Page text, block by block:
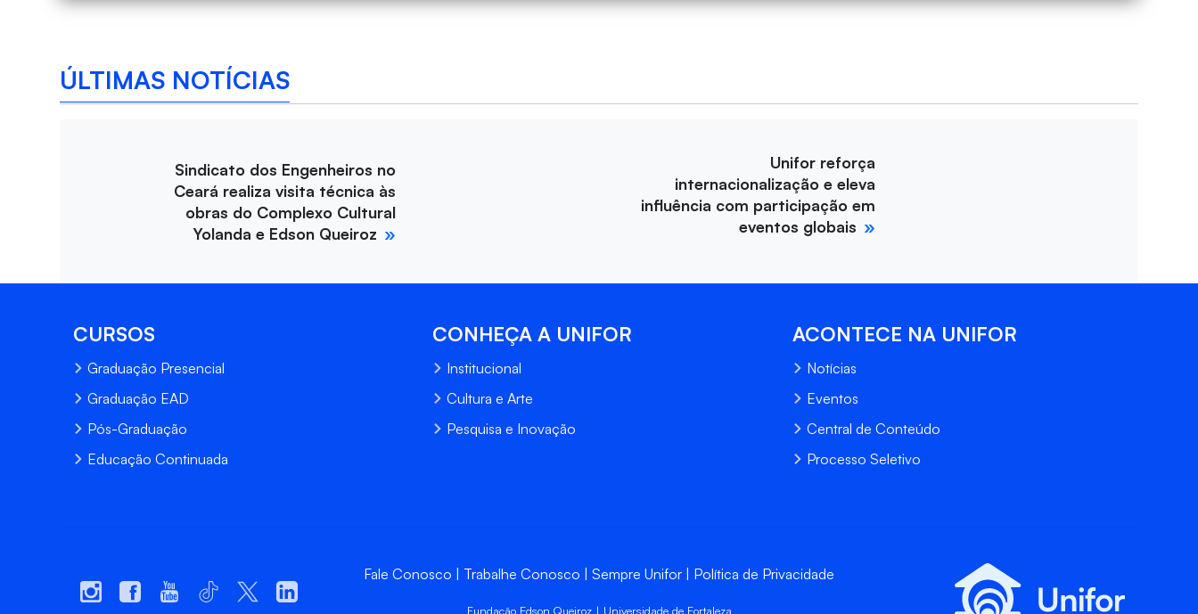
ÚLTIMAS NOTÍCIAS
Sindicato dos Engenheiros no
Ceará realiza visita técnica às
obras do Complexo Cultural
Yolanda e Edson Queiroz
Unifor reforça
internacionalização e eleva
influência com participação em
eventos globais
CURSOS
Graduação Presencial
Graduação EAD
Pós-Graduação
Educação Continuada
CONHEÇA A UNIFOR
Institucional
Cultura e Arte
Pesquisa e Inovação
ACONTECE NA UNIFOR
Notícias
Eventos
Central de Conteúdo
Processo Seletivo
Fale Conosco Trabalhe Conosco Sempre Unifor Política de Privacidade
Fundação Edson Queiroz | Universidade de Fortaleza